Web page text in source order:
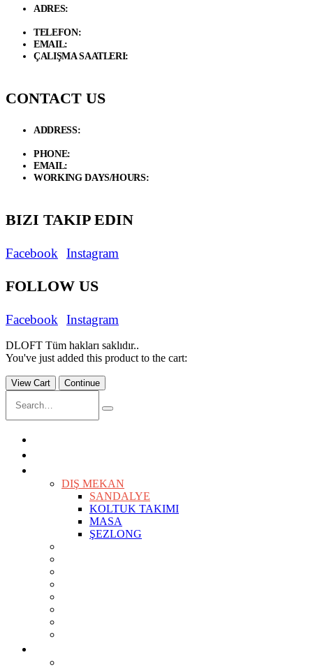
ADRES:
TELEFON:
EMAIL:
ÇALIŞMA SAATLERI:
CONTACT US
ADDRESS:
PHONE:
EMAIL:
WORKING DAYS/HOURS:
BIZI TAKIP EDIN
Facebook Instagram
FOLLOW US
Facebook Instagram
DLOFT Tüm hakları saklıdır..
You've just added this product to the cart:
View Cart Continue
DIŞ MEKAN
SANDALYE
KOLTUK TAKIMI
MASA
ŞEZLONG